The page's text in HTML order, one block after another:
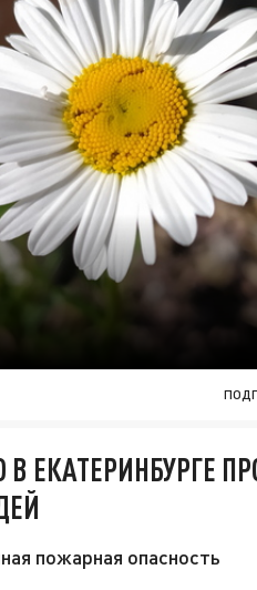
ЕКАТЕРИНБУРГЕ
пожарная опасность